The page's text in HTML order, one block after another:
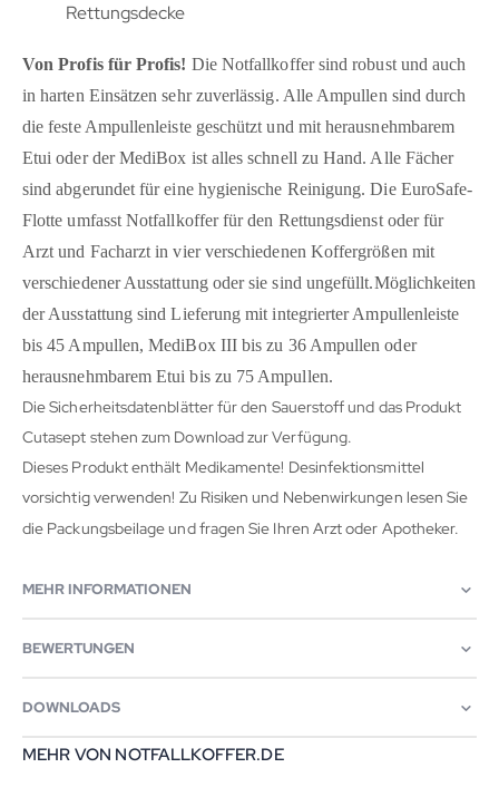
Rettungsdecke
Von Profis für Profis! Die Notfallkoffer sind robust und auch
in harten Einsätzen sehr zuverlässig. Alle Ampullen sind durch
die feste Ampullenleiste geschützt und mit herausnehmbarem
Etui oder der MediBox ist alles schnell zu Hand. Alle Fächer
sind abgerundet für eine hygienische Reinigung. Die EuroSafe-
Flotte umfasst Notfallkoffer für den Rettungsdienst oder für
Arzt und Facharzt in vier verschiedenen Koffergrößen mit
verschiedener Ausstattung oder sie sind ungefüllt.Möglichkeiten
der Ausstattung sindLieferung mit integrierter Ampullenleiste
bis 45 Ampullen, MediBox III bis zu 36 Ampullen oder
herausnehmbarem Etui bis zu 75 Ampullen.
Die Sicherheitsdatenblätter für den Sauerstoff und das Produkt
Cutasept stehen zum Download zur Verfügung.
Dieses Produkt enthält Medikamente! Desinfektionsmittel
vorsichtig verwenden! Zu Risiken und Nebenwirkungen lesen Sie
die Packungsbeilage und fragen Sie Ihren Arzt oder Apotheker.
MEHR INFORMATIONEN
BEWERTUNGEN
DOWNLOADS
MEHR VON NOTFALLKOFFER.DE